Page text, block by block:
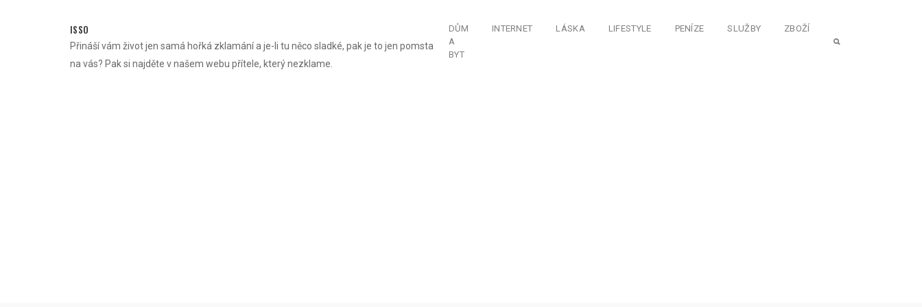
ISSO
Přináší vám život jen samá hořká zklamání a je-li tu něco sladké, pak je to jen pomsta
na vás? Pak si najděte v našem webu přítele, který nezklame.
DŮM
A
BYT
INTERNET LÁSKA LIFESTYLE PENÍZE SLUŽBY ZBOŽÍ